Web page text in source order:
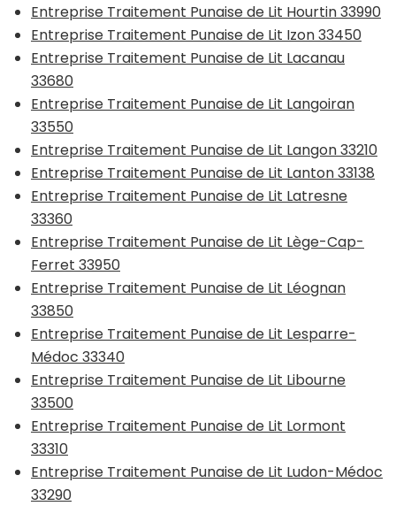
Entreprise Traitement Punaise de Lit Hourtin 33990
Entreprise Traitement Punaise de Lit Izon 33450
Entreprise Traitement Punaise de Lit Lacanau
33680
Entreprise Traitement Punaise de Lit Langoiran
33550
Entreprise Traitement Punaise de Lit Langon 33210
Entreprise Traitement Punaise de Lit Lanton 33138
Entreprise Traitement Punaise de Lit Latresne
33360
Entreprise Traitement Punaise de Lit Lège-Cap-
Ferret 33950
Entreprise Traitement Punaise de Lit Léognan
33850
Entreprise Traitement Punaise de Lit Lesparre-
Médoc 33340
Entreprise Traitement Punaise de Lit Libourne
33500
Entreprise Traitement Punaise de Lit Lormont
33310
Entreprise Traitement Punaise de Lit Ludon-Médoc
33290